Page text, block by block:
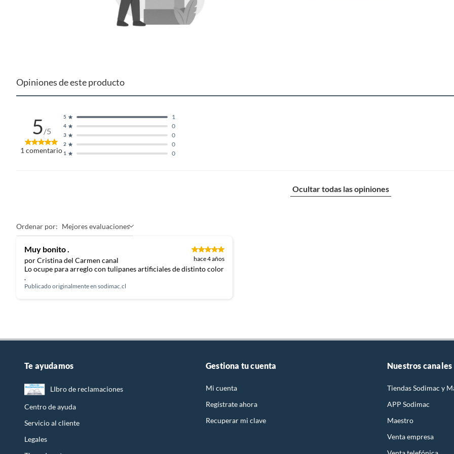
Opiniones de este producto
5/5
1 comentario 1 0
2 0
3 0
4 0
5 1
Ocultar todas las opiniones
Ordenar por: Mejores evaluaciones
Muy bonito .
por Cristina del Carmen canal hace 4 años
Lo ocupe para arreglo con tulipanes artificiales de distinto color
.
Publicado originalmente en sodimac.cl
Te ayudamos
LIbro de reclamaciones
Centro de ayuda
Servicio al cliente
Legales
Gestiona tu cuenta
Mi cuenta
Regístrate ahora
Recuperar mi clave
Nuestros canales
Tiendas Sodimac y
APP Sodimac
Maestro
Venta empresa